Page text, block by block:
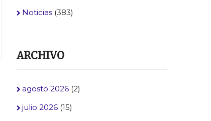
Noticias (383)
ARCHIVO
agosto 2026 (2)
julio 2026 (15)